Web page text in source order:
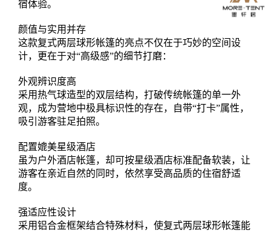
宿体验。
颜值与实用并存
这款复式两层球形帐篷的亮点不仅在于巧妙的空间设
计，更在于对“高级感”的细节打磨：
外观辨识度高
采用热气球造型的双层结构，打破传统帐篷的单一外
观，成为营地中极具标识性的存在，自带“打卡”属性，
吸引游客驻足拍照。
配置媲美星级酒店
虽为户外酒店帐篷，却可按星级酒店标准配备软装，让
游客在亲近自然的同时，依然享受高品质的住宿舒适
度。
强适应性设计
采用铝合金框架结合特殊材料，使复式两层球形帐篷能